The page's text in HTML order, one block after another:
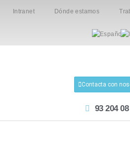
Intranet Dónde estamos
Contacta con
93 204